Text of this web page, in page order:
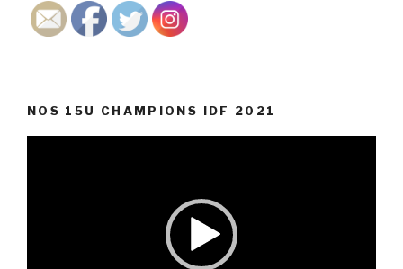
NOS 15U CHAMPIONS IDF 2021